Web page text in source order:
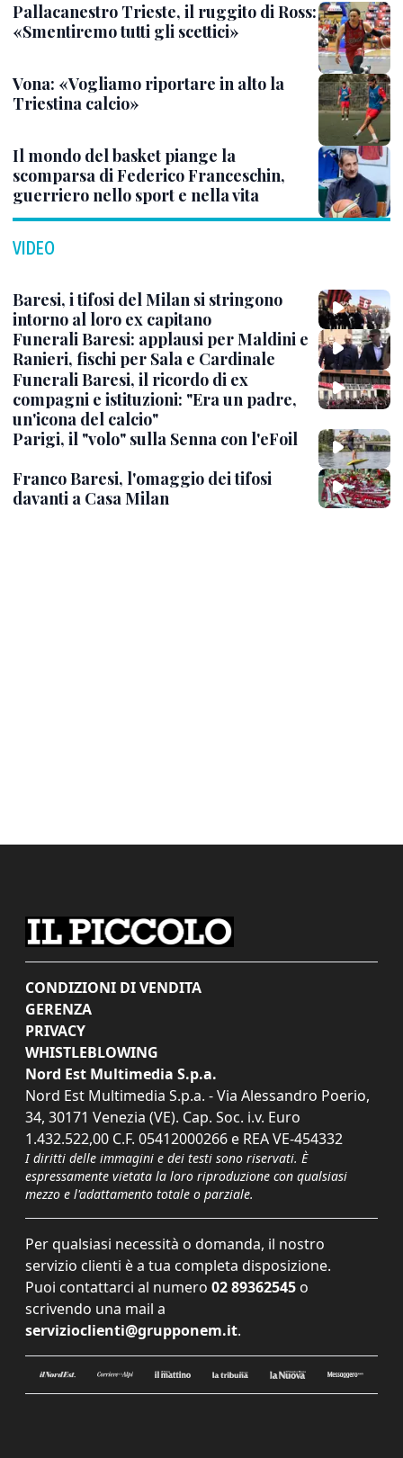
Pallacanestro Trieste, il ruggito di Ross:
«Smentiremo tutti gli scettici»
Vona: «Vogliamo riportare in alto la
Triestina calcio»
Il mondo del basket piange la
scomparsa di Federico Franceschin,
guerriero nello sport e nella vita
VIDEO
Baresi, i tifosi del Milan si stringono
intorno al loro ex capitano
Funerali Baresi: applausi per Maldini e
Ranieri, fischi per Sala e Cardinale
Funerali Baresi, il ricordo di ex
compagni e istituzioni: "Era un padre,
un'icona del calcio"
Parigi, il "volo" sulla Senna con l'eFoil
Franco Baresi, l'omaggio dei tifosi
davanti a Casa Milan
CONDIZIONI DI VENDITA
GERENZA
PRIVACY
WHISTLEBLOWING
Nord Est Multimedia S.p.a.
Nord Est Multimedia S.p.a. - Via Alessandro Poerio,
34, 30171 Venezia (VE). Cap. Soc. i.v. Euro
1.432.522,00 C.F. 05412000266 e REA VE-454332
I diritti delle immagini e dei testi sono riservati. È
espressamente vietata la loro riproduzione con qualsiasi
mezzo e l'adattamento totale o parziale.
Per qualsiasi necessità o domanda, il nostro
servizio clienti è a tua completa disposizione.
Puoi contattarci al numero 02 89362545 o
scrivendo una mail a
servizioclienti@grupponem.it.